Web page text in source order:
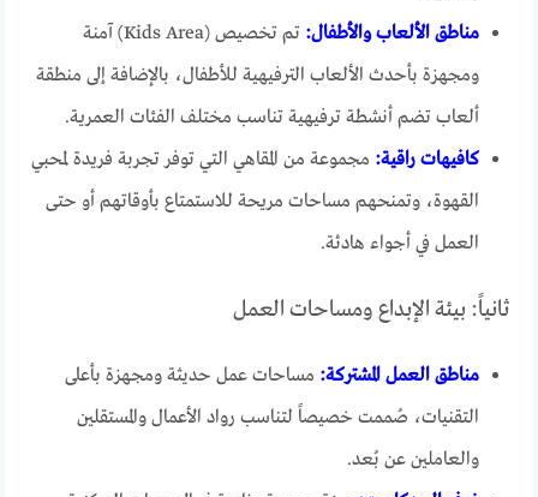
مناطق الألعاب والأطفال:
تم تخصيص (Kids Area) آمنة
ومجهزة بأحدث الألعاب الترفيهية للأطفال، بالإضافة إلى منطقة
ألعاب تضم أنشطة ترفيهية تناسب مختلف الفئات العمرية.
كافيهات راقية: مجموعة من المقاهي التي توفر تجربة فريدة لمحبي
القهوة، وتمنحهم مساحات مريحة للاستمتاع بأوقاتهم أو حتى
العمل في أجواء هادئة.
ثانياً: بيئة الإبداع ومساحات العمل
مناطق العمل المشتركة: مساحات عمل حديثة ومجهزة بأعلى
التقنيات، صُممت خصيصاً لتناسب رواد الأعمال والمستقلين
والعاملين عن بُعد.